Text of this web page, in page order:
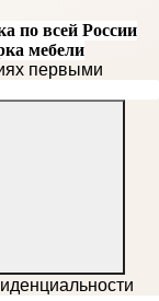
по всей России
мебели
первыми